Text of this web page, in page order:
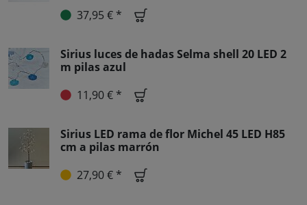
37,95 € *
Sirius luces de hadas Selma shell 20 LED 2
m pilas azul
11,90 € *
Sirius LED rama de flor Michel 45 LED H85
cm a pilas marrón
27,90 € *